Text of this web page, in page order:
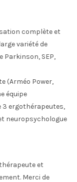
complète et
variété de
Parkinson, SEP,
(Arméo Power,
équipe
3 ergothérapeutes,
neuropsychologue
et
Merci de